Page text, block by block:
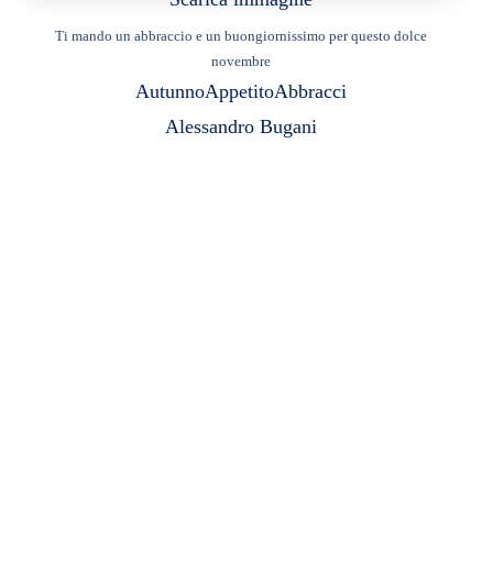
Ti mando un abbraccio e un buongiornissimo per questo dolce
novembre
AutunnoAppetitoAbbracci
Alessandro Bugani